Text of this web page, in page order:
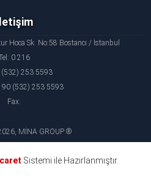
Hoca Sk. No:58 Bostancı / İstanbul
0 216
(532) 253 5593
90 (532) 253 5593
Fax:
MİNA GROUP ®
Sistemi ile Hazırlanmıştır.